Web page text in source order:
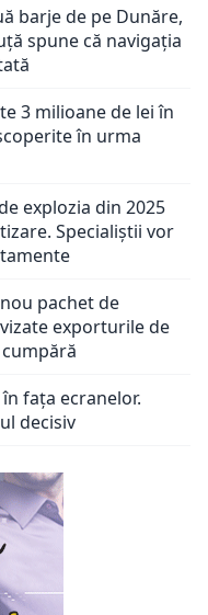
barje de pe Dunăre,
spune că navigația
3 milioane de lei în
în urma
explozia din 2025
Specialiștii vor
pachet de
exporturile de
fața ecranelor.
decisiv